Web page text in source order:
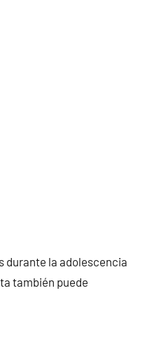
durante la adolescencia
también puede